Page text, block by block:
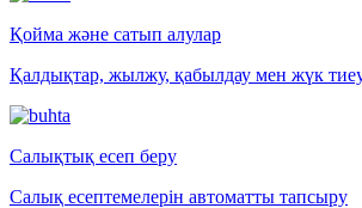
Қойма және сатып алулар
Қалдықтар, жылжу, қабылдау мен жүк
Салықтық есеп беру
Салық есептемелерін автоматты тапсыру